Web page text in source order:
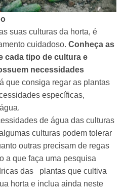
suas culturas da horta, é
cuidadoso. Conheça as
cada tipo de cultura e
necessidades
que consiga regar as plantas
específicas,
de água das culturas
culturas podem tolerar
outras precisam de regas
a que faça uma pesquisa
das plantas que cultiva
horta e inclua ainda neste